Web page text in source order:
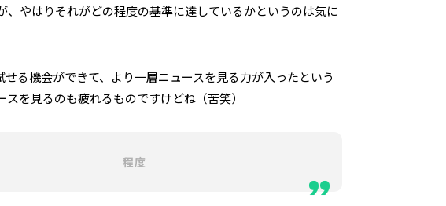
やはりそれがどの程度の基準に達しているかというのは気に
る機会ができて、より一層ニュースを見る力が入ったという
を見るのも疲れるものですけどね（苦笑）
程度